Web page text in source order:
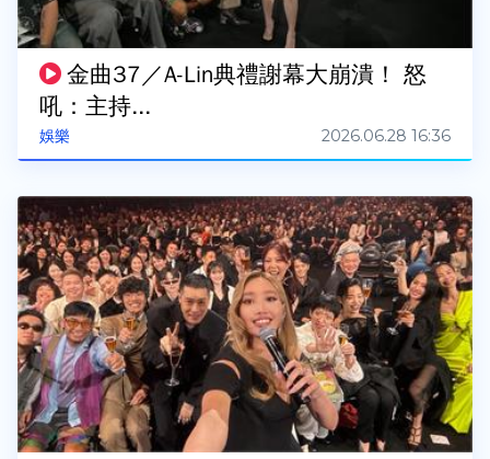
娛樂
金曲37／A-Lin典禮謝幕大崩潰！ 怒
吼：主持...
2026.06.28 16:36